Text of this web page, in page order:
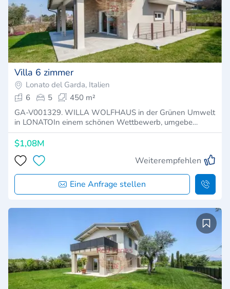
Villa 6 zimmer
Lonato del Garda, Italien
6
5
450 m²
GA-V001329. WILLA WOLFHAUS in der Grünen Umwelt
in LONATOIn einem schönen Wettbewerb, umgebe…
$1,08M
Weiterempfehlen
Eine Anfrage stellen